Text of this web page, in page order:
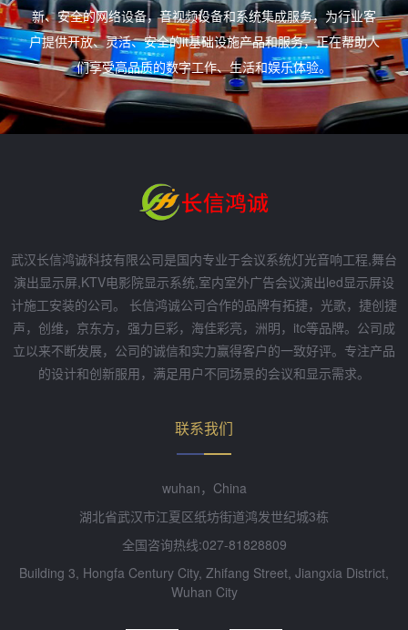
新、安全的网络设备，音视频设备和系统集成服务，为行业客
户提供开放、灵活、安全的it基础设施产品和服务，正在帮助人
们享受高品质的数字工作、生活和娱乐体验。
武汉长信鸿诚科技有限公司是国内专业于会议系统灯光音响工程,舞台
演出显示屏,KTV电影院显示系统,室内室外广告会议演出led显示屏设
计施工安装的公司。 长信鸿诚公司合作的品牌有拓捷，光歌，捷创捷
声，创维，京东方，强力巨彩，海佳彩亮，洲明，itc等品牌。公司成
立以来不断发展，公司的诚信和实力赢得客户的一致好评。专注产品
的设计和创新服用，满足用户不同场景的会议和显示需求。
联系我们
wuhan，China
湖北省武汉市江夏区纸坊街道鸿发世纪城3栋
全国咨询热线:027-81828809
Building 3, Hongfa Century City, Zhifang Street, Jiangxia District,
Wuhan City